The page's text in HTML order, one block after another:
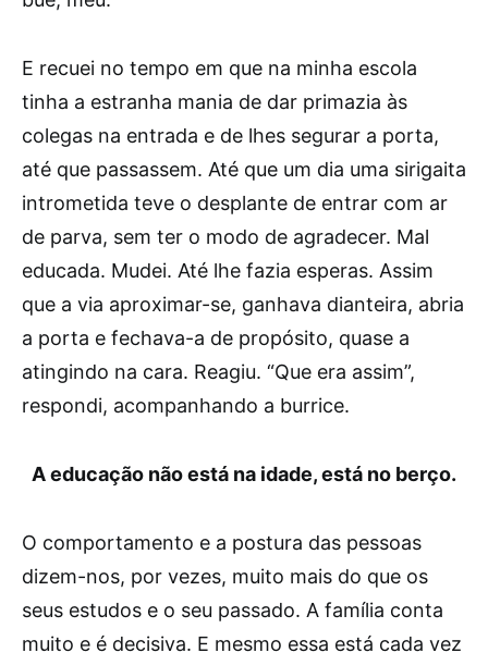
E recuei no tempo em que na minha escola
tinha a estranha mania de dar primazia às
colegas na entrada e de lhes segurar a porta,
até que passassem. Até que um dia uma sirigaita
intrometida teve o desplante de entrar com ar
de parva, sem ter o modo de agradecer. Mal
educada. Mudei. Até lhe fazia esperas. Assim
que a via aproximar-se, ganhava dianteira, abria
a porta e fechava-a de propósito, quase a
atingindo na cara. Reagiu. “Que era assim”,
respondi, acompanhando a burrice.
A educação não está na idade, está no berço.
O comportamento e a postura das pessoas
dizem-nos, por vezes, muito mais do que os
seus estudos e o seu passado. A família conta
muito e é decisiva. E mesmo essa está cada vez